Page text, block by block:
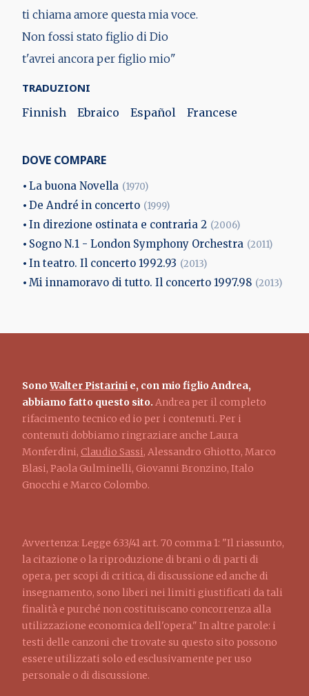
ti chiama amore questa mia voce.
Non fossi stato figlio di Dio
t'avrei ancora per figlio mio"
TRADUZIONI
Finnish
Ebraico Español Francese
DOVE COMPARE
La buona Novella (1970)
De André in concerto (1999)
In direzione ostinata e contraria 2 (2006)
Sogno N.1 - London Symphony Orchestra (2011)
In teatro. Il concerto 1992.93 (2013)
Mi innamoravo di tutto. Il concerto 1997.98 (2013)
SonoWalter Pistarini e, con mio figlio Andrea,
abbiamo fatto questo sito. Andrea per il completo
rifacimento tecnico ed io per i contenuti. Per i
contenuti dobbiamo ringraziare anche Laura
Monferdini, Claudio Sassi, Alessandro Ghiotto, Marco
Blasi, Paola Gulminelli, Giovanni Bronzino, Italo
Gnocchi e Marco Colombo.
Avvertenza: Legge 633/41 art. 70 comma 1: "Il riassunto,
la citazione o la riproduzione di brani o di parti di
opera, per scopi di critica, di discussione ed anche di
insegnamento, sono liberi nei limiti giustificati da tali
finalità e purché non costituiscano concorrenza alla
utilizzazione economica dell'opera." In altre parole: i
testi delle canzoni che trovate su questo sito possono
essere utilizzati solo ed esclusivamente per uso
personale o di discussione.